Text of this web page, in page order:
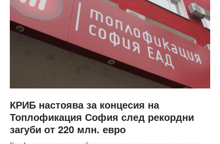
КРИБ настоява за концесия на
Топлофикация София след рекордни
загуби от 220 млн. евро